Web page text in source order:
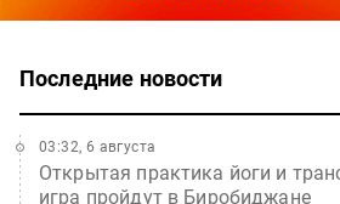
Последние новости
Открытая практика йоги и
игра пройдут в Биробиджане
03:32, 6 августа